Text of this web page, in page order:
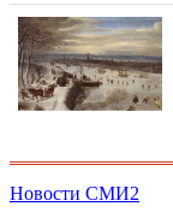
Новости СМИ2